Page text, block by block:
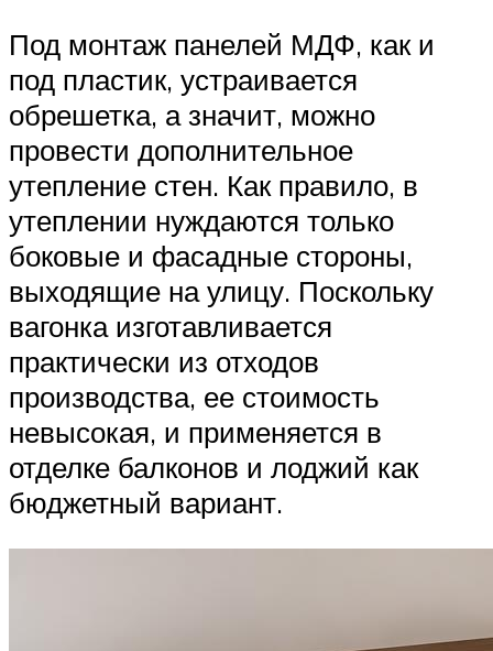
Под монтаж панелей МДФ, как и
под пластик, устраивается
обрешетка, а значит, можно
провести дополнительное
утепление стен. Как правило, в
утеплении нуждаются только
боковые и фасадные стороны,
выходящие на улицу. Поскольку
вагонка изготавливается
практически из отходов
производства, ее стоимость
невысокая, и применяется в
отделке балконов и лоджий как
бюджетный вариант.